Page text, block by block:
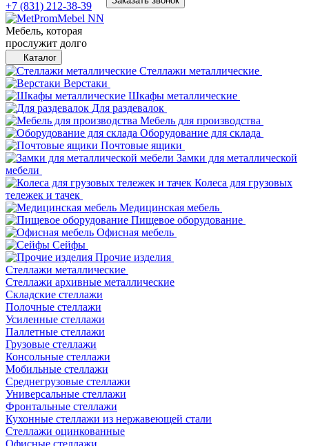
+7 (831) 212-38-39
Мебель, которая
прослужит долго
Каталог
Стеллажи металлические
Верстаки
Шкафы металлические
Для раздевалок
Мебель для производства
Оборудование для склада
Почтовые ящики
Замки для металлической
мебели
Колеса для грузовых
тележек и тачек
Медицинская мебель
Пищевое оборудование
Офисная мебель
Сейфы
Прочие изделия
Стеллажи металлические
Cтеллажи архивные металлические
Складские стеллажи
Полочные стеллажи
Усиленные стеллажи
Паллетные стеллажи
Грузовые стеллажи
Консольные стеллажи
Мобильные стеллажи
Среднегрузовые стеллажи
Универсальные стеллажи
Фронтальные стеллажи
Кухонные стеллажи из нержавеющей стали
Стеллажи оцинкованные
Офисные стеллажи